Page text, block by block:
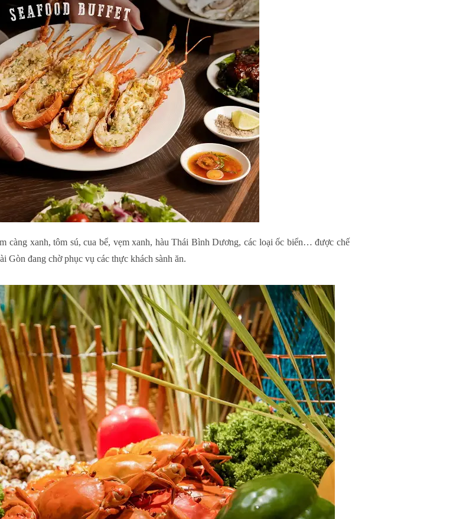
càng xanh, tôm sú, cua bể, vẹm xanh, hàu Thái Bình Dương, các loại ốc biển… được chế
Gòn đang chờ phục vụ các thực khách sành ăn.